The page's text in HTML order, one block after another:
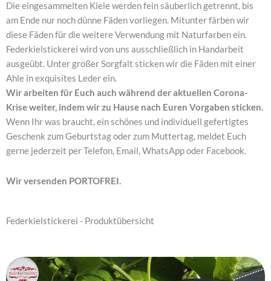
Die eingesammelten Kiele werden fein säuberlich getrennt, bis
am Ende nur noch dünne Fäden vorliegen. Mitunter färben wir
diese Fäden für die weitere Verwendung mit Naturfarben ein.
Federkielstickerei wird von uns ausschließlich in Handarbeit
ausgeübt. Unter großer Sorgfalt sticken wir die Fäden mit einer
Ahle in exquisites Leder ein.
Wir arbeiten für Euch auch während der aktuellen Corona-
Krise weiter, indem wir zu Hause nach Euren Vorgaben sticken.
Wenn Ihr was braucht, ein schönes und individuell gefertigtes
Geschenk zum Geburtstag oder zum Muttertag, meldet Euch
gerne jederzeit per Telefon, Email, WhatsApp oder Facebook.
Wir versenden PORTOFREI.
Federkielstickerei - Produktübersicht